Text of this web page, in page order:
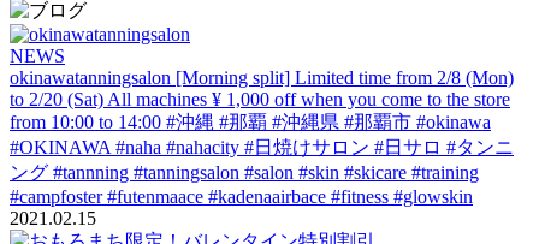
NEWS
okinawatanningsalon [Morning split] Limited time from 2/8 (Mon)
to 2/20 (Sat) All machines ¥ 1,000 off when you come to the store
from 10:00 to 14:00 #沖縄 #那覇 #沖縄県 #那覇市 #okinawa
#OKINAWA #naha #nahacity #日焼けサロン #日サロ #タンニ
ング #tannning #tanningsalon #salon #skin #skicare #training
#campfoster #futenmaace #kadenaairbace #fitness #glowskin
2021.02.15